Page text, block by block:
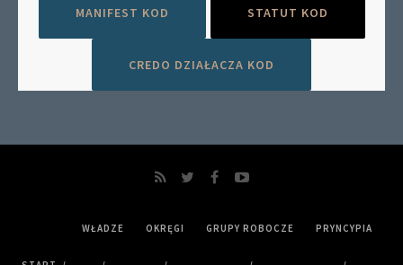
MANIFEST KOD STATUT KOD
CREDO DZIAŁACZA KOD
WŁADZE OKRĘGI GRUPY ROBOCZE PRYNCYPIA